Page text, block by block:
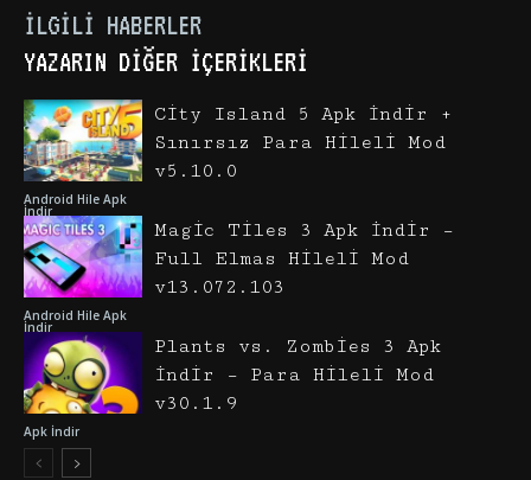
İLGILI HABERLER
YAZARIN DIĞER İÇERIKLERI
Android Hile Apk
İndir
City Island 5 Apk İndir +
Sınırsız Para Hileli Mod
v5.10.0
Android Hile Apk
İndir
Magic Tiles 3 Apk İndir –
Full Elmas Hileli Mod
v13.072.103
Apk İndir
Plants vs. Zombies 3 Apk
İndir – Para Hileli Mod
v30.1.9